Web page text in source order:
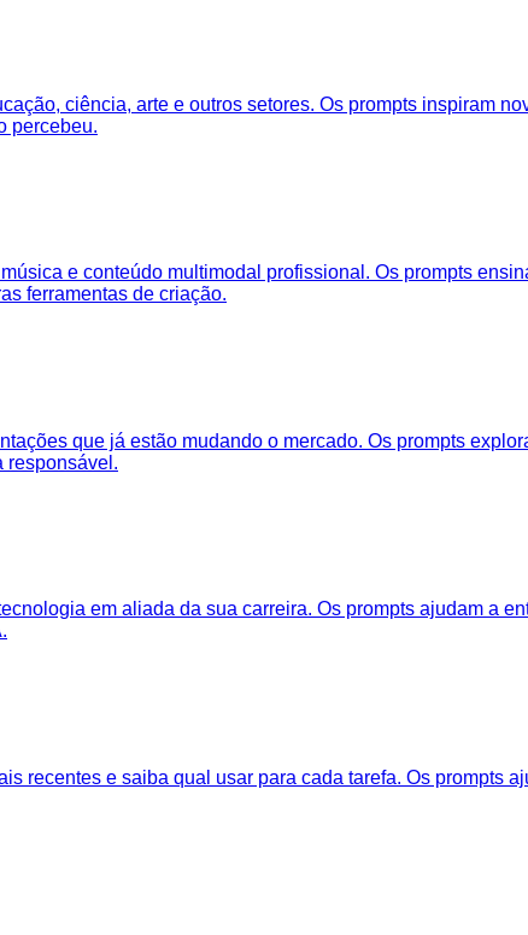
ciência, arte e outros setores. Os prompts inspiram
percebeu.
e conteúdo multimodal profissional. Os prompts
ferramentas de criação.
que já estão mudando o mercado. Os prompts
responsável.
em aliada da sua carreira. Os prompts ajudam a
recentes e saiba qual usar para cada tarefa. Os prompts